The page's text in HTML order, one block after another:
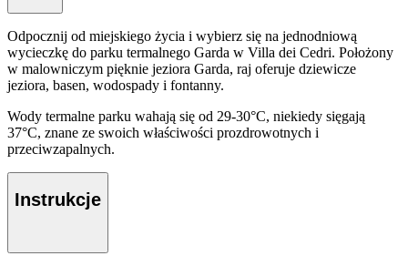
Odpocznij od miejskiego życia i wybierz się na jednodniową
wycieczkę do parku termalnego Garda w Villa dei Cedri. Położony
w malowniczym pięknie jeziora Garda, raj oferuje dziewicze
jeziora, basen, wodospady i fontanny.
Wody termalne parku wahają się od 29-30°C, niekiedy sięgają
37°C, znane ze swoich właściwości prozdrowotnych i
przeciwzapalnych.
Instrukcje